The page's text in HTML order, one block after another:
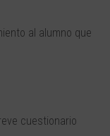
al alumno que
cuestionario